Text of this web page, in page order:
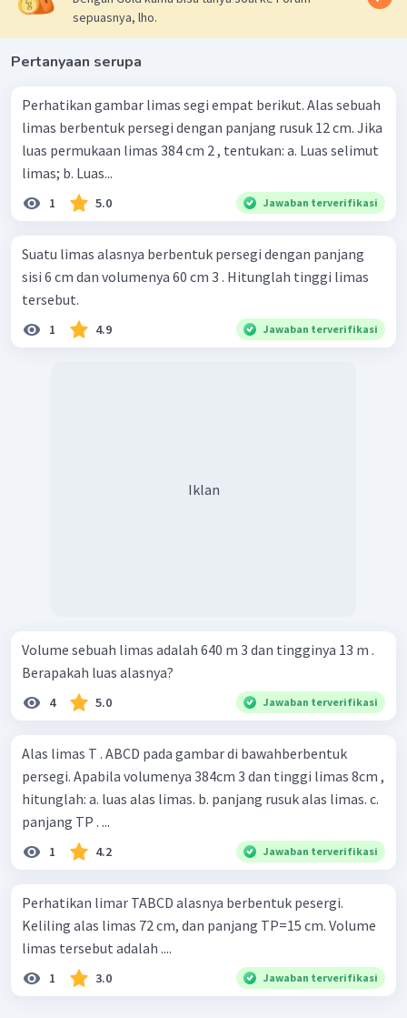
sepuasnya, lho.
Pertanyaan serupa
Perhatikan gambar limas segi empat berikut. Alas sebuah
limas berbentuk persegi dengan panjang rusuk 12 cm. Jika
luas permukaan limas 384 cm 2 , tentukan: a. Luas selimut
limas; b. Luas...
1 5.0 Jawaban terverifikasi
Suatu limas alasnya berbentuk persegi dengan panjang
sisi 6 cm dan volumenya 60 cm 3 . Hitunglah tinggi limas
tersebut.
1 4.9 Jawaban terverifikasi
Iklan
Volume sebuah limas adalah 640 m 3 dan tingginya 13 m .
Berapakah luas alasnya?
4 5.0 Jawaban terverifikasi
Alas limas T . ABCD pada gambar di bawahberbentuk
persegi. Apabila volumenya 384cm 3 dan tinggi limas 8cm ,
hitunglah: a. luas alas limas. b. panjang rusuk alas limas. c.
panjang TP . ...
1 4.2 Jawaban terverifikasi
Perhatikan limar TABCD alasnya berbentuk pesergi.
Keliling alas limas 72 cm, dan panjang TP=15 cm. Volume
limas tersebut adalah ....
1 3.0 Jawaban terverifikasi